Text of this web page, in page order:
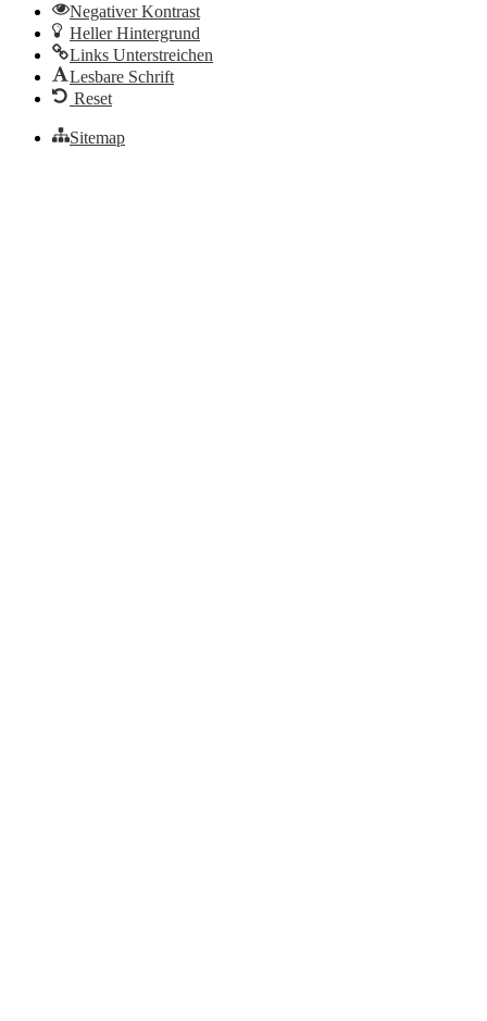
Negativer Kontrast
Heller Hintergrund
Links Unterstreichen
Lesbare Schrift
Reset
Sitemap